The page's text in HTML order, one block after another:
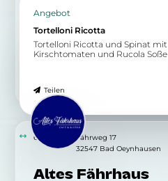
Angebot
Tortelloni Ricotta
Tortelloni Ricotta und Spinat mit
Kirschtomaten und Rucola Soße
Teilen
Altes Fährhaus
6.21 km
Fährweg 17
32547 Bad Oeynhausen